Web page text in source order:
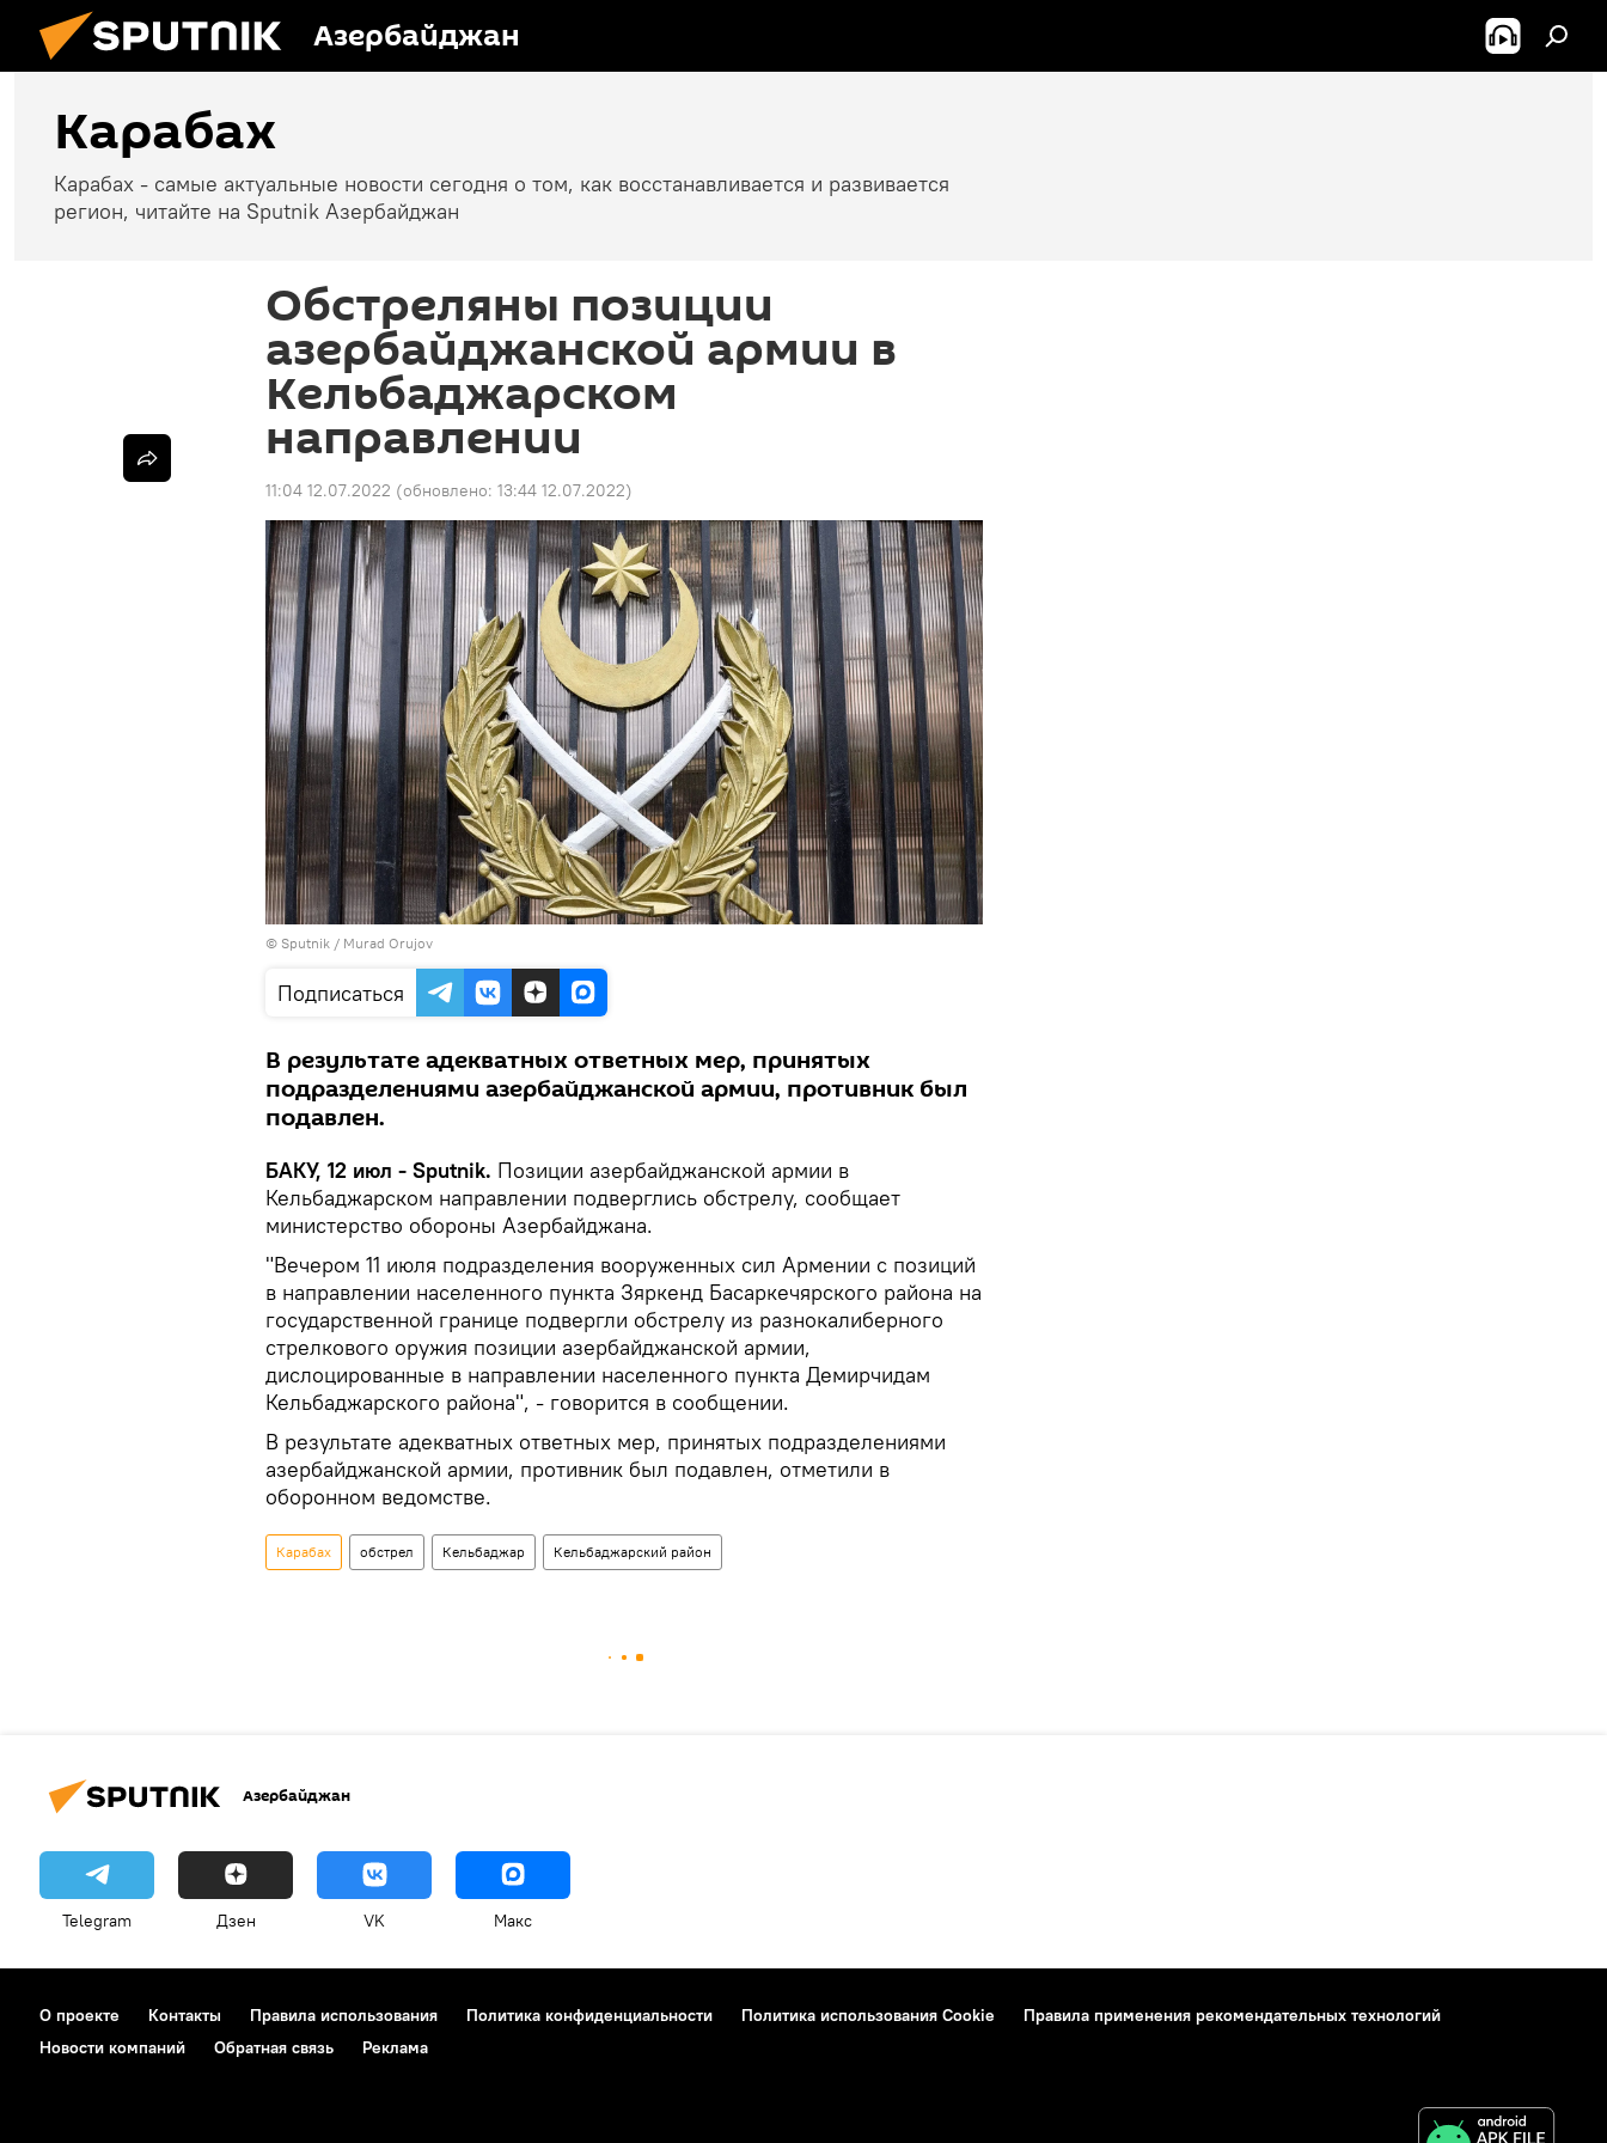
Азербайджан
Карабах
Карабах - самые актуальные новости сегодня о том, как восстанавливается и развивается
регион, читайте на Sputnik Азербайджан
Обстреляны позиции
азербайджанской армии в
Кельбаджарском
направлении
11:04 12.07.2022 (обновлено: 13:44 12.07.2022)
© Sputnik / Murad Orujov
Подписаться
В результате адекватных ответных мер, принятых
подразделениями азербайджанской армии, противник был
подавлен.
БАКУ, 12 июл - Sputnik. Позиции азербайджанской армии в
Кельбаджарском направлении подверглись обстрелу, сообщает
министерство обороны Азербайджана.
"Вечером 11 июля подразделения вооруженных сил Армении с позиций
в направлении населенного пункта Зяркенд Басаркечярского района на
государственной границе подвергли обстрелу из разнокалиберного
стрелкового оружия позиции азербайджанской армии,
дислоцированные в направлении населенного пункта Демирчидам
Кельбаджарского района", - говорится в сообщении.
В результате адекватных ответных мер, принятых подразделениями
азербайджанской армии, противник был подавлен, отметили в
оборонном ведомстве.
Карабах обстрел Кельбаджар Кельбаджарский район
Азербайджан
Telegram Дзен VK Макс
О проекте Контакты Правила использования Политика конфиденциальности Политика использования Cookie
Правила применения рекомендательных технологий
Новости компаний
Обратная связь Реклама